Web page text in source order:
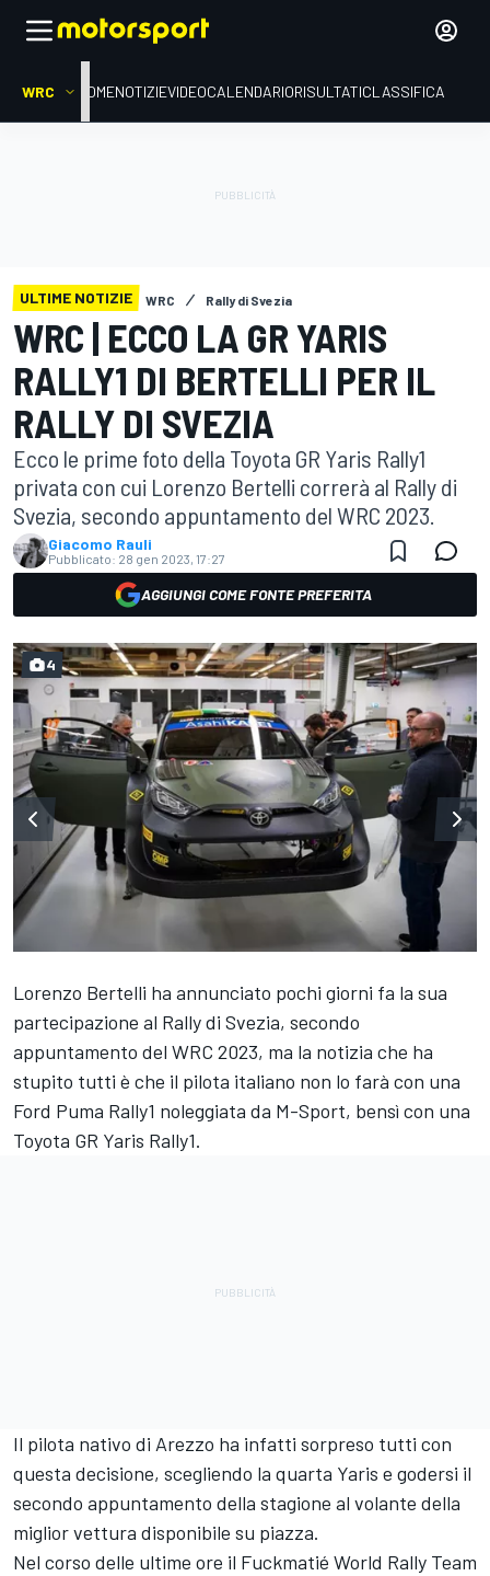
WRC HOMENOTIZIEVIDEOCALENDARIORISULTATICLASSIFICA
ULTIME NOTIZIE WRC Rally di Svezia
WRC | ECCO LA GR YARIS
RALLY1 DI BERTELLI PER IL
RALLY DI SVEZIA
Ecco le prime foto della Toyota GR Yaris Rally1
privata con cui Lorenzo Bertelli correrà al Rally di
Svezia, secondo appuntamento del WRC 2023.
Giacomo Rauli
Pubblicato: 28 gen 2023, 17:27
AGGIUNGI COME FONTE PREFERITA
4
Lorenzo Bertelli ha annunciato pochi giorni fa la sua
partecipazione al Rally di Svezia, secondo
appuntamento del WRC 2023, ma la notizia che ha
stupito tutti è che il pilota italiano non lo farà con una
Ford Puma Rally1 noleggiata da M-Sport, bensì con una
Toyota GR Yaris Rally1.
Il pilota nativo di Arezzo ha infatti sorpreso tutti con
questa decisione, scegliendo la quarta Yaris e godersi il
secondo appuntamento della stagione al volante della
miglior vettura disponibile su piazza.
Nel corso delle ultime ore il Fuckmatié World Rally Team